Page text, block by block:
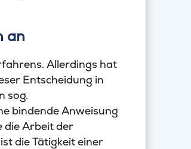
an
Allerdings hat
Entscheidung in
sog.
bindende Anweisung
die Arbeit der
die Tätigkeit einer